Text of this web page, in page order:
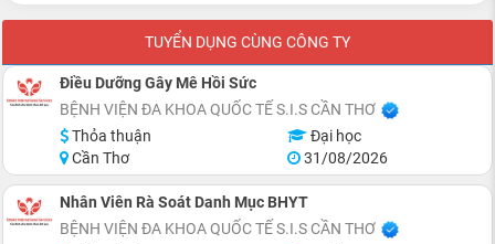
TUYỂN DỤNG CÙNG CÔNG TY
Điều Dưỡng Gây Mê Hồi Sức
BỆNH VIỆN ĐA KHOA QUỐC TẾ S.I.S CẦN THƠ
Thỏa thuận
Đại học
Cần Thơ
31/08/2026
Nhân Viên Rà Soát Danh Mục BHYT
BỆNH VIỆN ĐA KHOA QUỐC TẾ S.I.S CẦN THƠ